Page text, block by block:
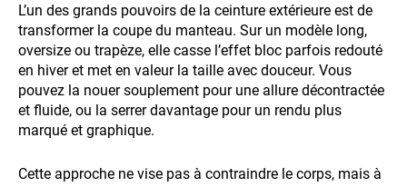
L’un des grands pouvoirs de la ceinture extérieure est de
transformer la coupe du manteau. Sur un modèle long,
oversize ou trapèze, elle casse l’effet bloc parfois redouté
en hiver et met en valeur la taille avec douceur. Vous
pouvez la nouer souplement pour une allure décontractée
et fluide, ou la serrer davantage pour un rendu plus
marqué et graphique.
Cette approche ne vise pas à contraindre le corps, mais à